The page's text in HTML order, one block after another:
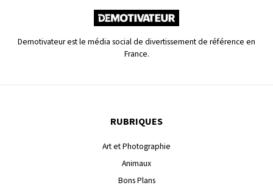
Demotivateur est le média social de divertissement de référence en
France.
RUBRIQUES
Art et Photographie
Animaux
Bons Plans